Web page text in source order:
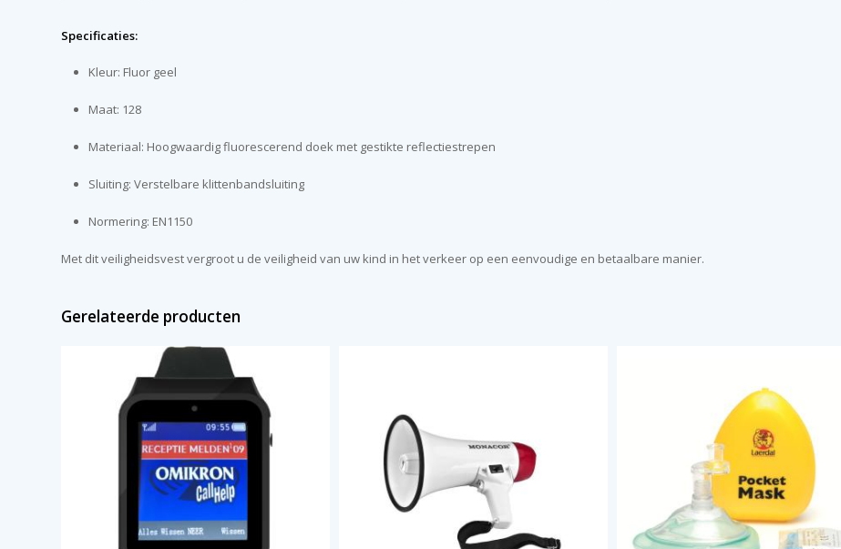
Specificaties:
Kleur: Fluor geel
Maat: 128
Materiaal: Hoogwaardig fluorescerend doek met gestikte reflectiestrepen
Sluiting: Verstelbare klittenbandsluiting
Normering: EN1150
Met dit veiligheidsvest vergroot u de veiligheid van uw kind in het verkeer op een eenvoudige en betaalbare manier.
Gerelateerde producten